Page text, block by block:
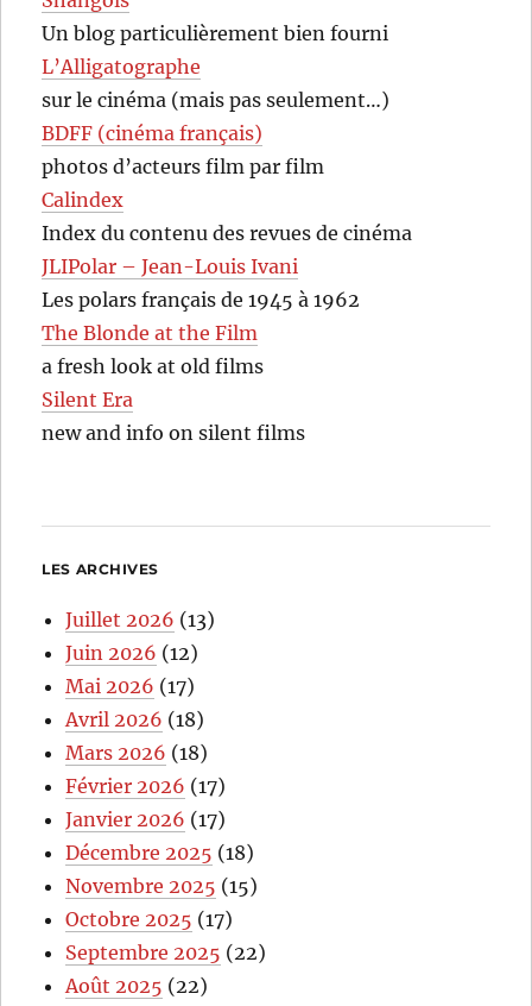
Un blog particulièrement bien fourni
L’Alligatographe
sur le cinéma (mais pas seulement…)
BDFF (cinéma français)
photos d’acteurs film par film
Calindex
Index du contenu des revues de cinéma
JLIPolar – Jean-Louis Ivani
Les polars français de 1945 à 1962
The Blonde at the Film
a fresh look at old films
Silent Era
new and info on silent films
LES ARCHIVES
Juillet 2026 (13)
Juin 2026 (12)
Mai 2026 (17)
Avril 2026 (18)
Mars 2026 (18)
Février 2026 (17)
Janvier 2026 (17)
Décembre 2025 (18)
Novembre 2025 (15)
Octobre 2025 (17)
Septembre 2025 (22)
Août 2025 (22)